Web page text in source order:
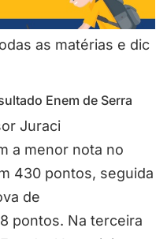
as matérias e dic
Enem de Serra
Juraci
a menor nota no
430 pontos, seguida
de
pontos. Na terceira